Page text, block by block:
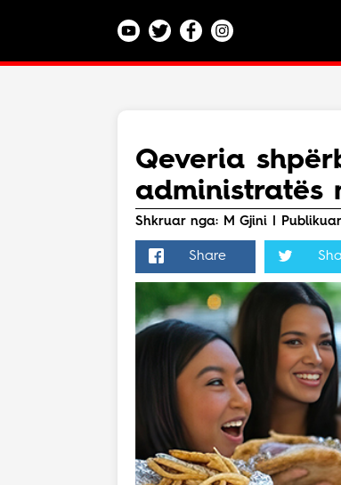
Teknologji
Bota
Argëtim
Maqedoni
Qeveria
administratës
Shkruar nga: M Gjini | Publikuar
Share